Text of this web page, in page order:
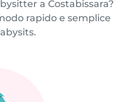
a Costabissara?
rapido e semplice